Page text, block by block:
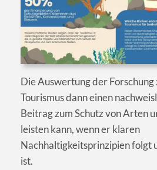
Die Auswertung der Forschung
Tourismus dann einen
Beitrag zum Schutz von Arten
leisten kann, wenn er klaren
Nachhaltigkeitsprinzipien folgt
ist.